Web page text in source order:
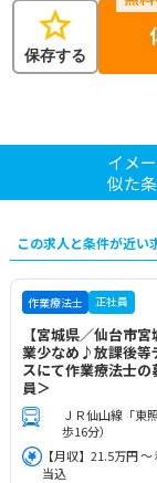
star
保存する
イメ
似た
この求人と条件が近い
作業療法士 正社員
【宮城県／仙台市
業少なめ♪放課後等
スにて作業療法士の
員＞
ＪＲ仙山線「東
歩16分）
【月収】21.5万円
当込